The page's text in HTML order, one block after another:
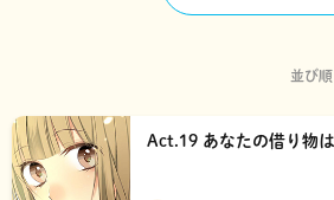
大ヒットウェブトゥーン復活☆三次元男子完全攻
並び順
Act.19 あなたの借り物